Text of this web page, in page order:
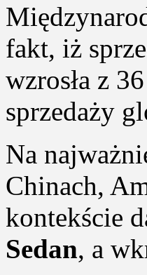
fakt, iż
wzrosła z
sprzedaży
Na
Chinach,
kontekście
Sedan, a